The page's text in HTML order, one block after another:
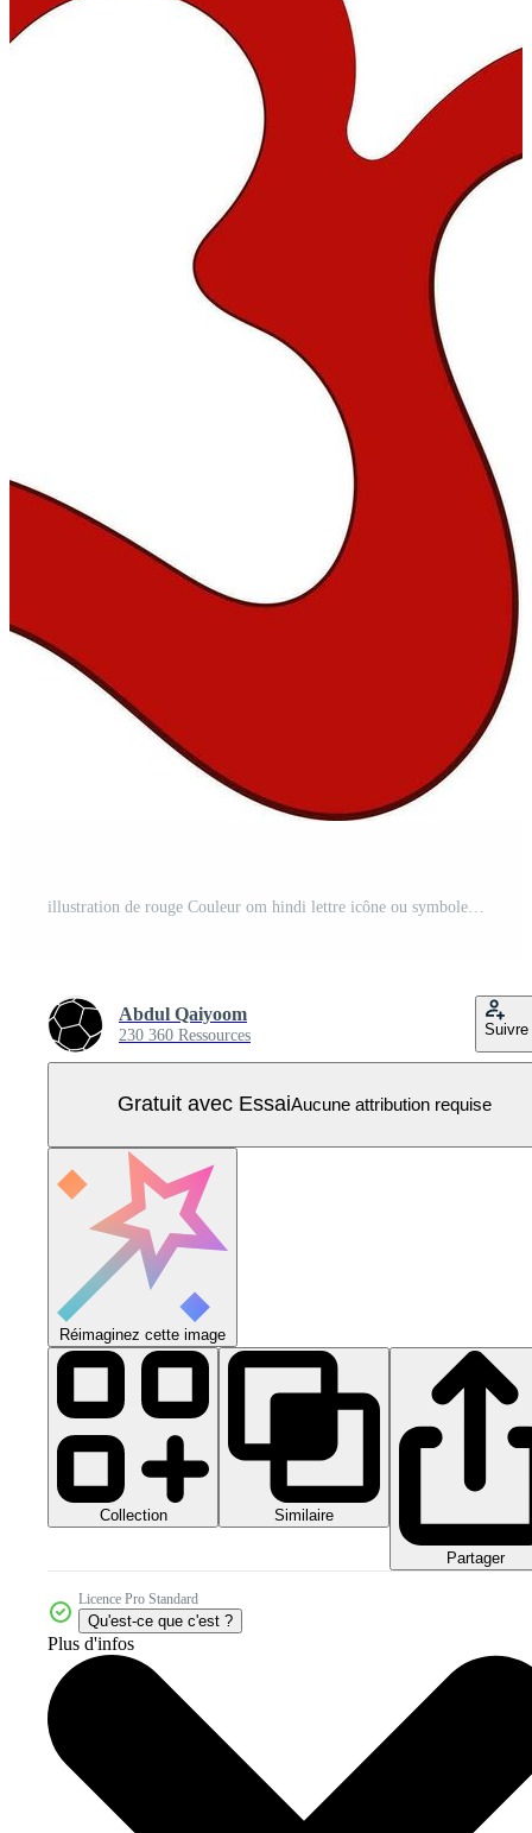
Abdul Qaiyoom
230 360 Ressources Suivre
Gratuit avec EssaiAucune attribution requise
Réimaginez cette image
Collection Similaire
Partager
Licence Pro Standard
Qu'est-ce que c'est ?
Plus d'infos